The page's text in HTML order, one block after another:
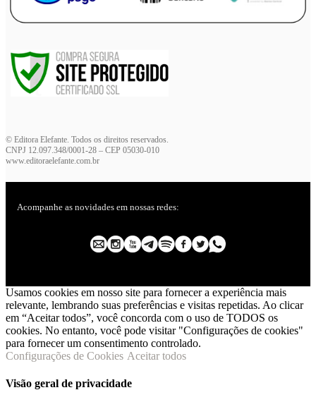
© Editora Elefante. Todos os direitos reservados.
CNPJ 12.097.348/0001-28 – CEP 05030-010
www.editoraelefante.com.br
Acompanhe as novidades em nossas redes:
Usamos cookies em nosso site para fornecer a experiência mais
relevante, lembrando suas preferências e visitas repetidas. Ao clicar
em “Aceitar todos”, você concorda com o uso de TODOS os
cookies. No entanto, você pode visitar "Configurações de cookies"
para fornecer um consentimento controlado.
Configurações de Cookies Aceitar todos
Visão geral de privacidade